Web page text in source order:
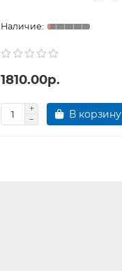
1810.00р.
В корзину